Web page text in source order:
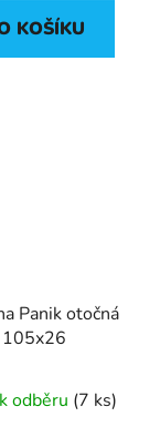
KOŠÍKU
Panik otočná
105x26
odběru (7 ks)